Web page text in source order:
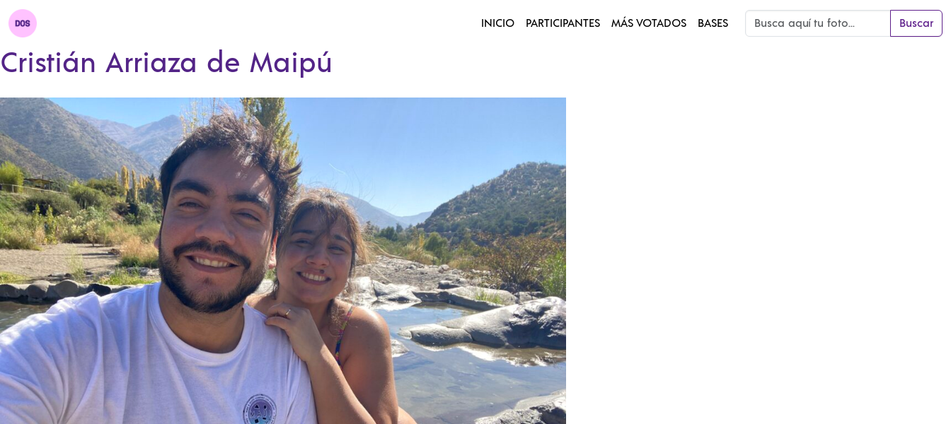
INICIO PARTICIPANTES MÁS VOTADOS BASES Buscar
Cristián Arriaza de Maipú